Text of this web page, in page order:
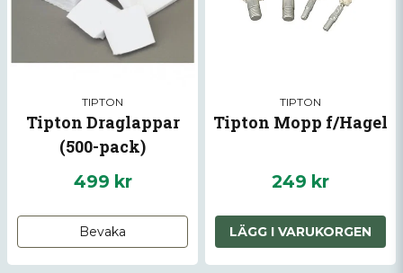
TIPTON
Tipton Draglappar
(500-pack)
499 kr
Bevaka
TIPTON
Tipton Mopp f/Hagel
249 kr
LÄGG I VARUKORGEN